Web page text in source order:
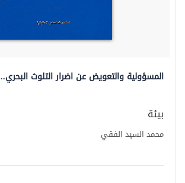
المسؤولية والتعويض عن اضرار التلوث البحري..
بيئة
محمد السيد الفقي